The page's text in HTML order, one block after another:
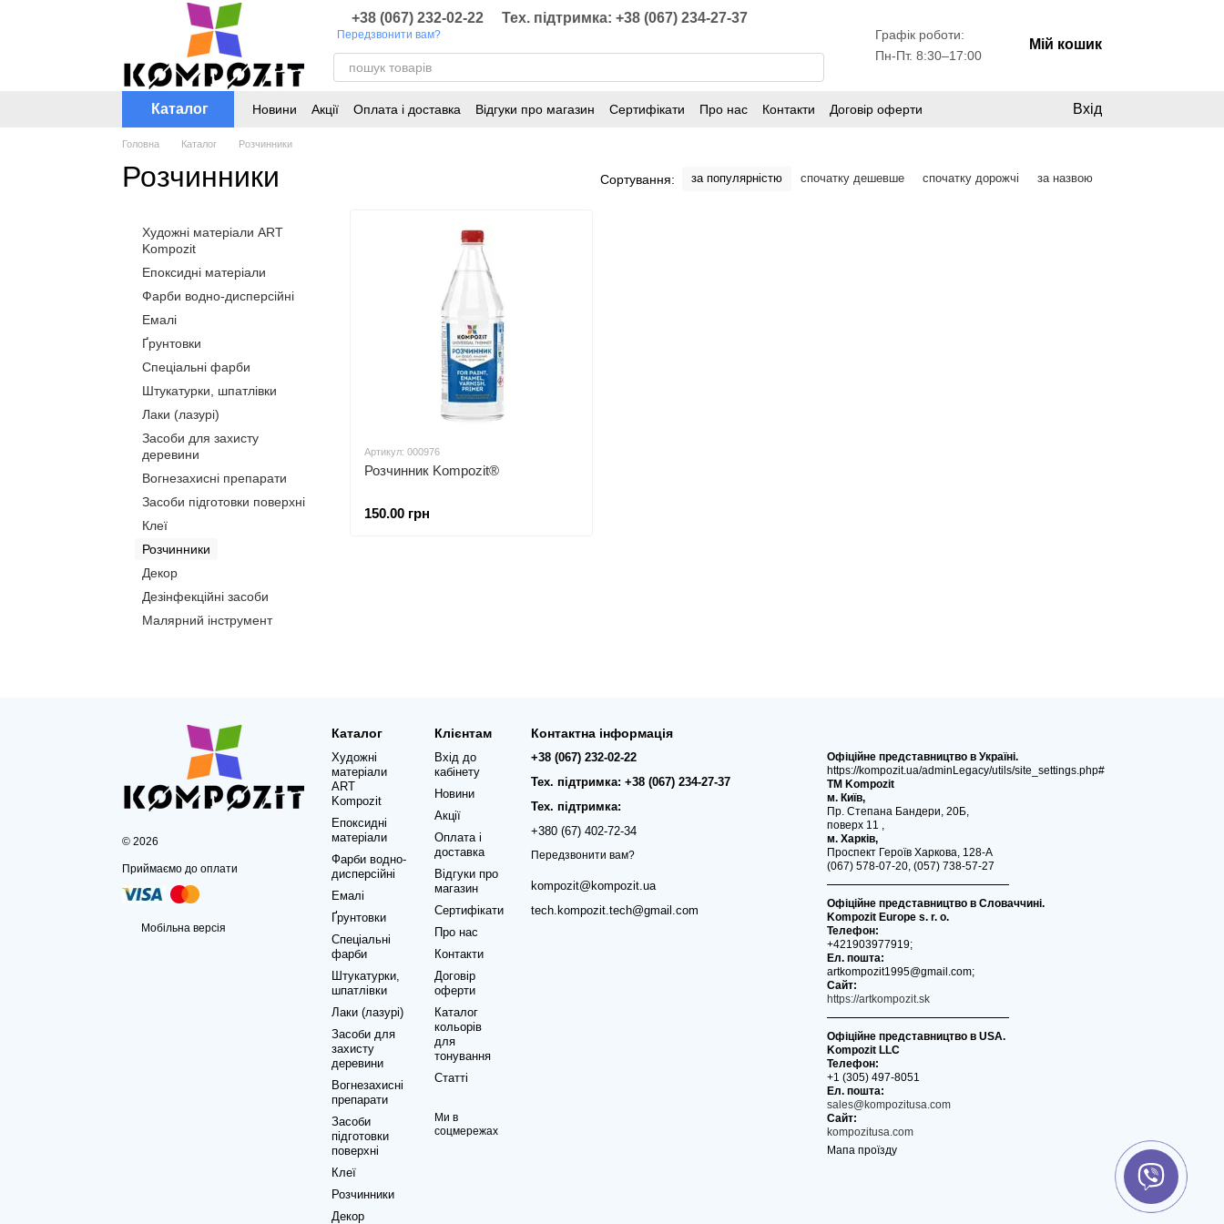
Перейти до основного контенту +38 (067) 232-02-22 Тех. підтримка: +38 (067) 234-27-37
Передзвонити вам?
Графік роботи:
Пн-Пт. 8:30–17:00
Мій кошик
Каталог Новини Акції Оплата і доставка Відгуки про магазин Сертифікати Про нас Контакти
Договір оферти
Вхід
Головна Каталог Розчинники
Розчинники Сортування: за популярністю спочатку дешевше спочатку дорожчі за назвою
Артикул: 000976
Розчинник Kompozit®
150.00 грн
Художні матеріали ART
Kompozit
Епоксидні матеріали
Фарби водно-дисперсійні
Емалі
Ґрунтовки
Спеціальні фарби
Штукатурки, шпатлівки
Лаки (лазурі)
Засоби для захисту
деревини
Вогнезахисні препарати
Засоби підготовки поверхні
Клеї
Розчинники
Декор
Дезінфекційні засоби
Малярний інструмент
© 2026
Приймаємо до оплати
Мобільна версія
Каталог
Художні
матеріали
ART
Kompozit
Епоксидні
матеріали
Фарби водно-
дисперсійні
Емалі
Ґрунтовки
Спеціальні
фарби
Штукатурки,
шпатлівки
Лаки (лазурі)
Засоби для
захисту
деревини
Вогнезахисні
препарати
Засоби
підготовки
поверхні
Клеї
Розчинники
Декор
Клієнтам
Вхід до
кабінету
Новини
Акції
Оплата і
доставка
Відгуки про
магазин
Сертифікати
Про нас
Контакти
Договір
оферти
Каталог
кольорів
для
тонування
Статті
Ми в
соцмережах
Контактна інформація
+38 (067) 232-02-22
Тех. підтримка: +38 (067) 234-27-37
Тех. підтримка:
+380 (67) 402-72-34
Передзвонити вам?
kompozit@kompozit.ua
tech.kompozit.tech@gmail.com
Офіційне представництво в Україні.
https://kompozit.ua/adminLegacy/utils/site_settings.php#
ТМ Kompozit
м. Київ,
Пр. Степана Бандери, 20Б,
поверх 11 ,
м. Харків,
Проспект Героїв Харкова, 128-А
(067) 578-07-20, (057) 738-57-27
Офіційне представництво в Словаччині.
Kompozit Europe s. r. o.
Телефон:
+421903977919;
Ел. пошта:
artkompozit1995@gmail.com;
Сайт:
https://artkompozit.sk
Офіційне представництво в USA.
Kompozit LLC
Телефон:
+1 (305) 497-8051
Ел. пошта:
sales@kompozitusa.com
Сайт:
kompozitusa.com
Мапа проїзду